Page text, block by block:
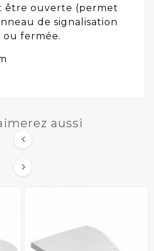
être ouverte (permet
de signalisation
fermée.
aussi

